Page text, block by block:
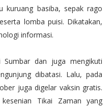
kuruang basiba, sepak rago
lomba puisi. Dikatakan,
informasi.
Sumbar dan juga mengikuti
dibatasi. Lalu, pada
juga digelar vaksin gratis.
Tikai Zaman yang